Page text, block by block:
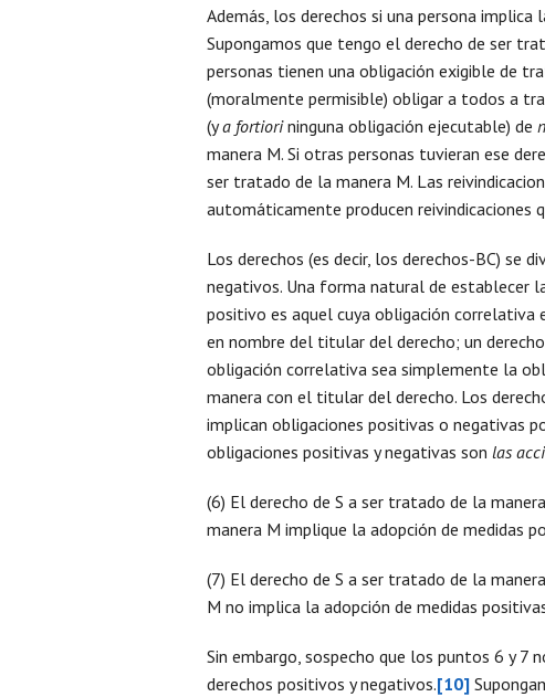
Además, los derechos si una persona
Supongamos que tengo el derecho de ser
personas tienen una obligación exigible de
(moralmente permisible) obligar a todos a
(ya fortiorininguna obligación ejecutable) de
manera M. Si otras personas tuvieran ese
ser tratado de la manera M. Las
automáticamente producen reivindicaciones
Los derechos (es decir, los derechos-BC) se
negativos. Una forma natural de establecer
positivo es aquel cuya obligación correlativa
en nombre del titular del derecho; un
obligación correlativa sea simplemente la
manera con el titular del derecho. Los
implican obligaciones positivas o negativas
obligaciones positivas y negativas son las
(6) El derecho de S a ser tratado de la
manera M implique la adopción de medidas
(7) El derecho de S a ser tratado de la
M no implica la adopción de medidas
Sin embargo, sospecho que los puntos 6 y 7
derechos positivos y negativos.[10]